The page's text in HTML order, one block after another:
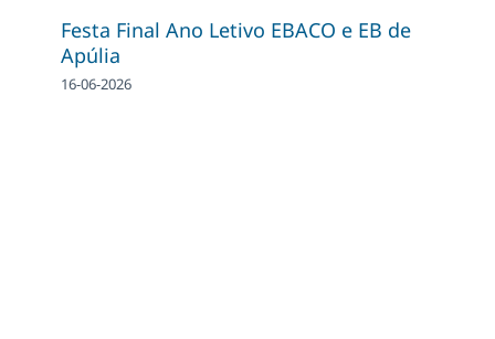
Festa Final Ano Letivo EBACO e EB de
Apúlia
16-06-2026